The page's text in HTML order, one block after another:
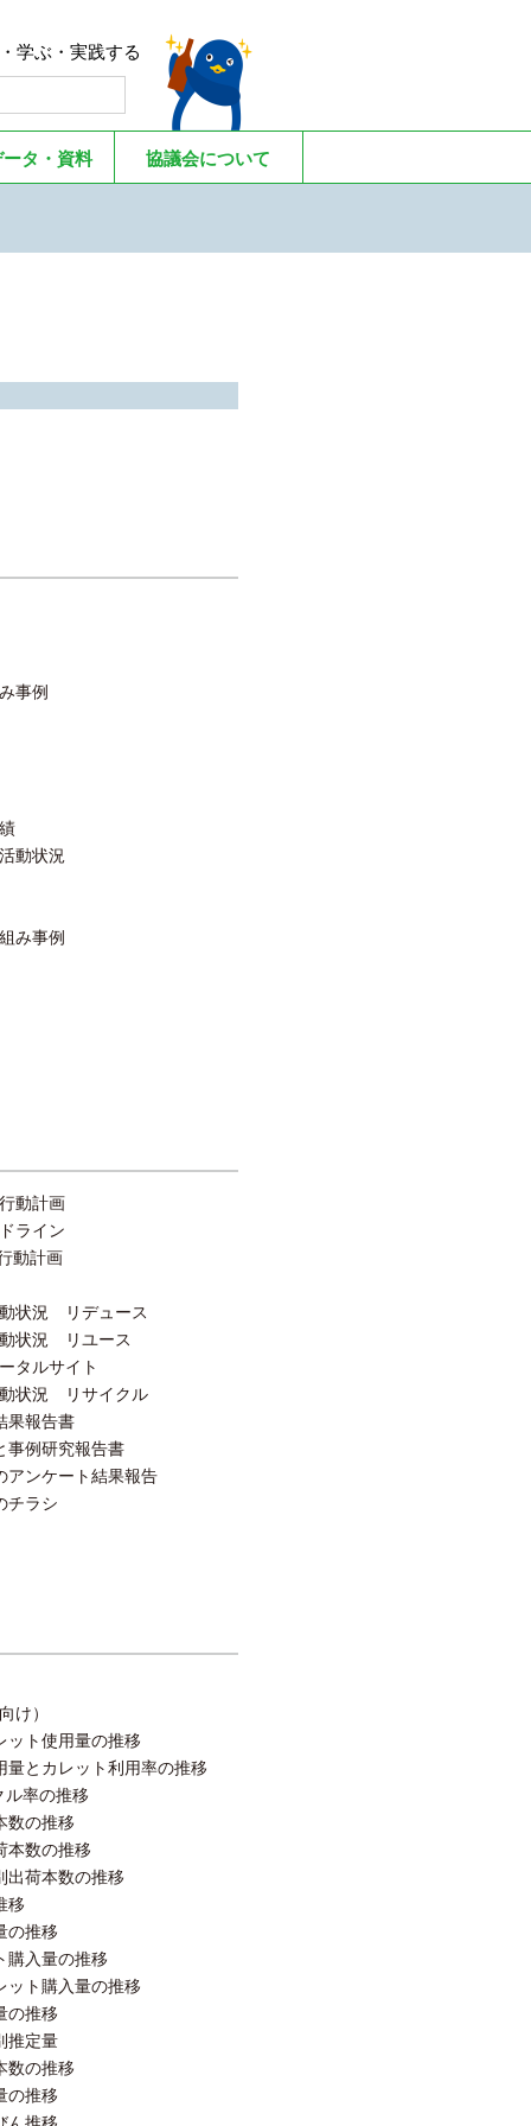
学ぶ・実践する
タ・資料 協議会について
事例
動状況
み事例
動計画
ライン
動計画
状況 リデュース
状況 リユース
タルサイト
状況 リサイクル
果報告書
事例研究報告書
アンケート結果報告
チラシ
け）
ット使用量の推移
量とカレット利用率の推移
ル率の推移
数の推移
本数の推移
出荷本数の推移
移
の推移
購入量の推移
ット購入量の推移
の推移
推定量
数の推移
の推移
ん推移